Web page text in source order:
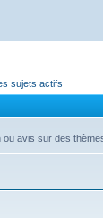
sujets actifs
avis sur des